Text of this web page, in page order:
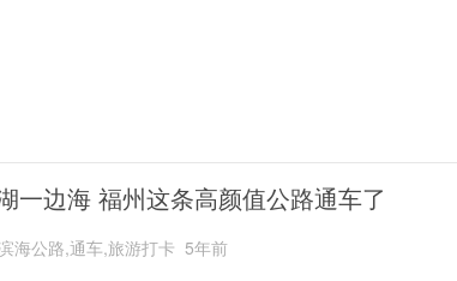
一边海 福州这条高颜值公路通车了
海公路,通车,旅游打卡 5年前